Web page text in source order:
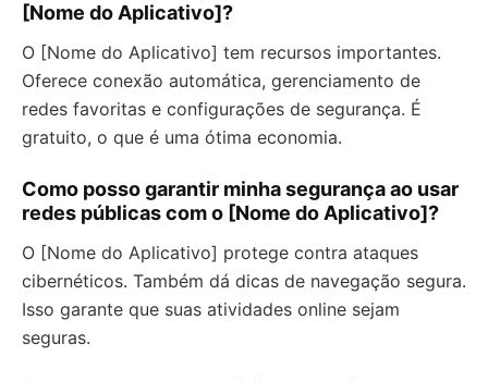
[Nome do Aplicativo]?
O [Nome do Aplicativo] tem recursos importantes.
Oferece conexão automática, gerenciamento de
redes favoritas e configurações de segurança. É
gratuito, o que é uma ótima economia.
Como posso garantir minha segurança ao usar
redes públicas com o [Nome do Aplicativo]?
O [Nome do Aplicativo] protege contra ataques
cibernéticos. Também dá dicas de navegação segura.
Isso garante que suas atividades online sejam
seguras.